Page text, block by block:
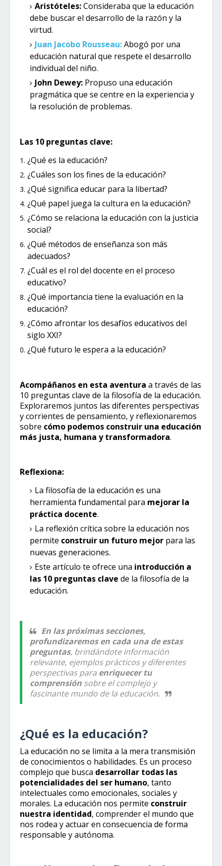
Aristóteles:Consideraba que la educación
debe buscar el desarrollo de la razón y la
virtud.
Juan Jacobo Rousseau:Abogó por una
educación natural que respete el desarrollo
individual del niño.
John Dewey: Propuso una educación
pragmática que se centre en la experiencia y
la resolución de problemas.
Las 10 preguntas clave:
¿Qué es la educación?
¿Cuáles son los fines de la educación?
¿Qué significa educar para la libertad?
¿Qué papel juega la cultura en la educación?
¿Cómo se relaciona la educación con la justicia
social?
¿Qué métodos de enseñanza son más
adecuados?
¿Cuál es el rol del docente en el proceso
educativo?
¿Qué importancia tiene la evaluación en la
educación?
¿Cómo afrontar los desafíos educativos del
siglo XXI?
¿Qué futuro le espera a la educación?
Acompáñanos en esta aventura a través de las
10 preguntas clave de la filosofía de la educación.
Exploraremos juntos las diferentes perspectivas
y corrientes de pensamiento, y reflexionaremos
sobre cómo podemos construir una educación
más justa, humana y transformadora.
Reflexiona:
La filosofía de la educación es una
herramienta fundamental para mejorar la
práctica docente.
La reflexión crítica sobre la educación nos
permite construir un futuro mejor para las
nuevas generaciones.
Este artículo te ofrece una introducción a
las 10 preguntas clave de la filosofía de la
educación.
En las próximas secciones,
profundizaremos en cada una de estas
preguntas, brindándote información
relevante, ejemplos prácticos y diferentes
perspectivas para enriquecer tu
comprensión sobre el complejo y
fascinante mundo de la educación.
¿Qué es la educación?
La educación no se limita a la mera transmisión
de conocimientos o habilidades. Es un proceso
complejo que busca desarrollar todas las
potencialidades del ser humano, tanto
intelectuales como emocionales, sociales y
morales. La educación nos permite construir
nuestra identidad, comprender el mundo que
nos rodea y actuar en consecuencia de forma
responsable y autónoma.